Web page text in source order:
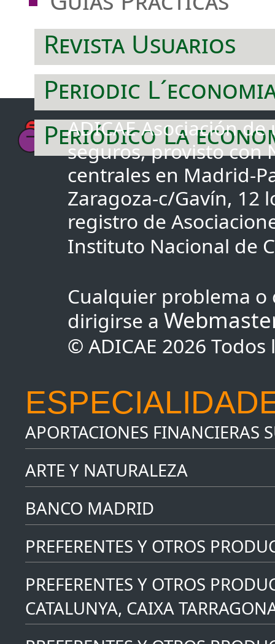
Revista Usuarios
Periodic
Periódico La
ADICAE Asociación
seguros, provisto con
centrales en Madrid-
Zaragoza-c/Gavín, 12
registro de
Instituto Nacional de
Cualquier problema
dirigirse a
© ADICAE 2026
APORTACIONES FINANCIERAS
ARTE Y NATURALEZA
BANCO MADRID
PREFERENTES Y OTROS
PREFERENTES Y OTROS
CATALUNYA, CAIXA